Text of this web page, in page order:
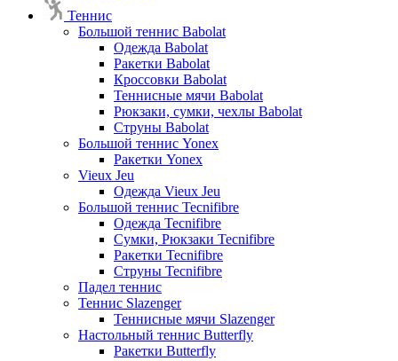
Теннис
Большой теннис Babolat
Одежда Babolat
Ракетки Babolat
Кроссовки Babolat
Теннисные мячи Babolat
Рюкзаки, сумки, чехлы Babolat
Струны Babolat
Большой теннис Yonex
Ракетки Yonex
Vieux Jeu
Одежда Vieux Jeu
Большой теннис Tecnifibre
Одежда Tecnifibre
Сумки, Рюкзаки Tecnifibre
Ракетки Tecnifibre
Струны Tecnifibre
Падел теннис
Теннис Slazenger
Теннисные мячи Slazenger
Настольный теннис Butterfly
Ракетки Butterfly